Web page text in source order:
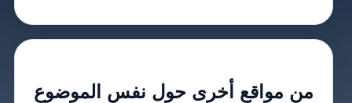
من مواقع أخرى حول نفس الموضوع